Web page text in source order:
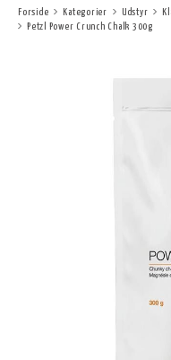
Forside Kategorier Udstyr
Petzl Power Crunch Chalk 300g